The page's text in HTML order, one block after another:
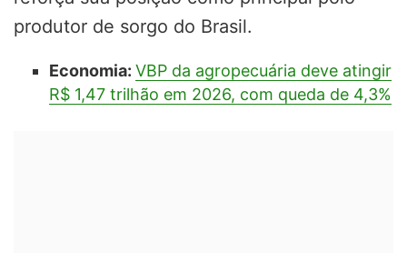
produtor de sorgo do Brasil.
Economia: VBP da agropecuária deve atingir
R$ 1,47 trilhão em 2026, com queda de 4,3%